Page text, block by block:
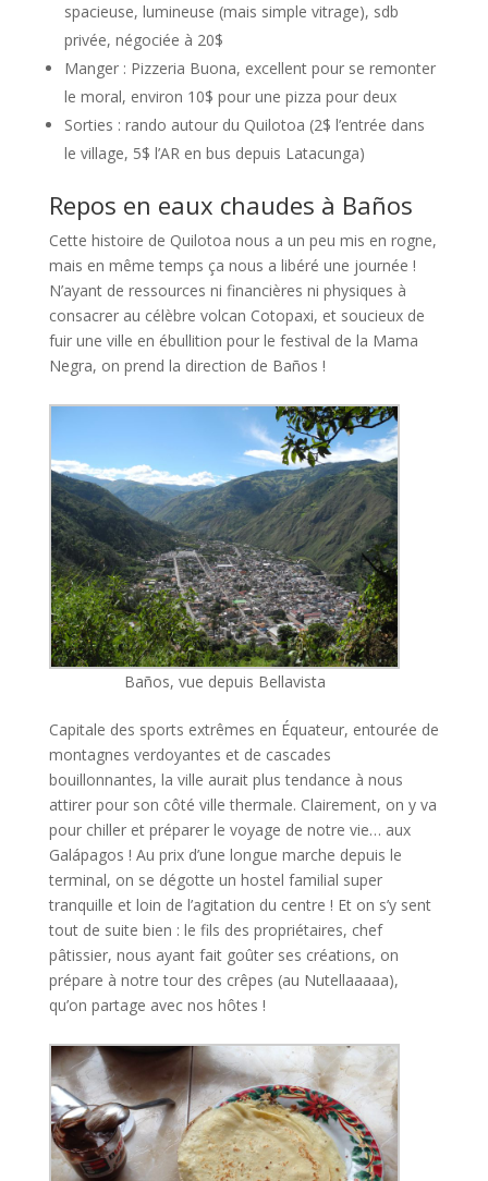
spacieuse, lumineuse (mais simple vitrage), sdb
privée, négociée à 20$
Manger : Pizzeria Buona, excellent pour se remonter
le moral, environ 10$ pour une pizza pour deux
Sorties : rando autour du Quilotoa (2$ l’entrée dans
le village, 5$ l’AR en bus depuis Latacunga)
Repos en eaux chaudes à Baños
Cette histoire de Quilotoa nous a un peu mis en rogne,
mais en même temps ça nous a libéré une journée !
N’ayant de ressources ni financières ni physiques à
consacrer au célèbre volcan Cotopaxi, et soucieux de
fuir une ville en ébullition pour le festival de la Mama
Negra, on prend la direction de Baños !
Baños, vue depuis Bellavista
Capitale des sports extrêmes en Équateur, entourée de
montagnes verdoyantes et de cascades
bouillonnantes, la ville aurait plus tendance à nous
attirer pour son côté ville thermale. Clairement, on y va
pour chiller et préparer le voyage de notre vie… aux
Galápagos ! Au prix d’une longue marche depuis le
terminal, on se dégotte un hostel familial super
tranquille et loin de l’agitation du centre ! Et on s’y sent
tout de suite bien : le fils des propriétaires, chef
pâtissier, nous ayant fait goûter ses créations, on
prépare à notre tour des crêpes (au Nutellaaaaa),
qu’on partage avec nos hôtes !